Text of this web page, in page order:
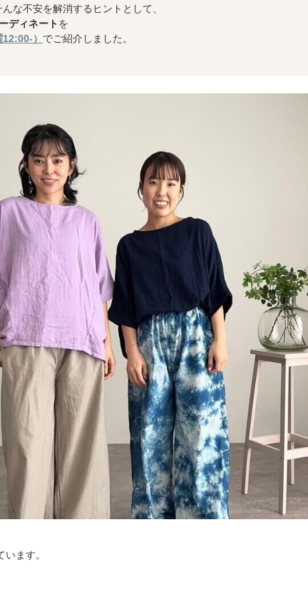
な不安を解消するヒントとして、
ディネートを
） でご紹介しました。
ます。